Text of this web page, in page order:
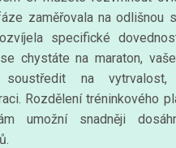
zaměřovala na odlišnou
specifické
chystáte na maraton,
soustředit na
Rozdělení tréninkového
umožní snadněji